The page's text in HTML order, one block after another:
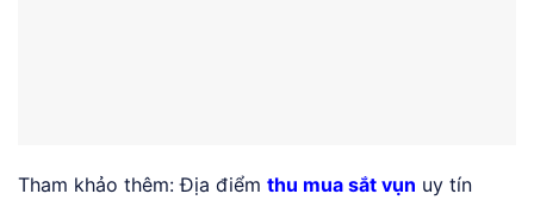
Tham khảo thêm: Địa điểm thu mua sắt vụn uy tín